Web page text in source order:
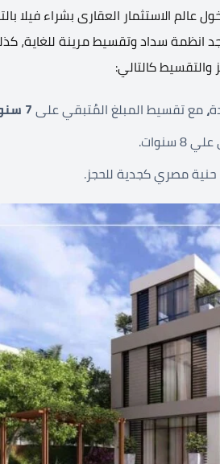
عالم الاستثمار العقارى بشراء فيلا
انظمة سداد وتقسيط مرينة للغاية،
والتقسيط كالتالي:
،مع تقسيط المبلغ المُتبقي على